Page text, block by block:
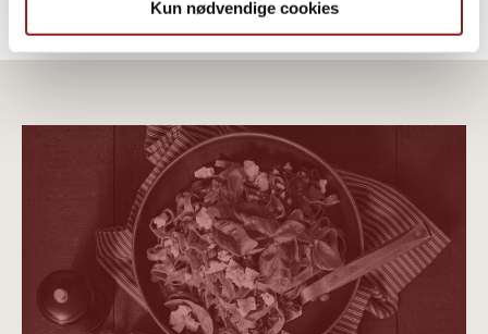
Kun nødvendige cookies